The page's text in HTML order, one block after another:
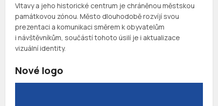
Vltavy a jeho historické centrum je chráněnou městskou
památkovou zónou. Město dlouhodobě rozvíjí svou
prezentaci a komunikaci směrem k obyvatelům
i návštěvníkům, součástí tohoto úsilí je i aktualizace
vizuální identity.
Nové logo